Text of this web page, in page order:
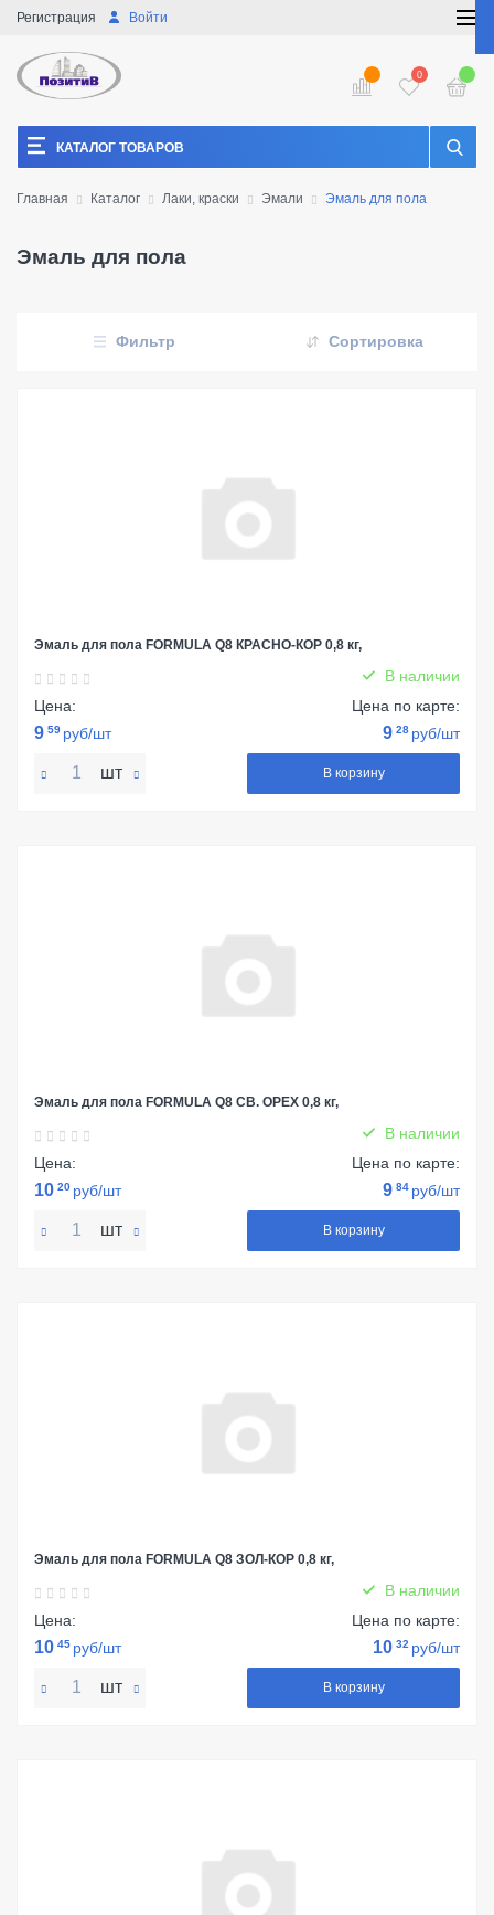
Войти
Регистрация
0
КАТАЛОГ ТОВАРОВ
Главная Каталог Лаки, краски Эмали Эмаль для пола
Эмаль для пола
Фильтр Сортировка
Эмаль для пола FORMULA Q8 КРАСНО-КОР 0,8 кг,
В наличии
Цена:
9 59 руб/шт
Цена по карте:
9 28 руб/шт
шт В корзину
Эмаль для пола FORMULA Q8 СВ. ОРЕХ 0,8 кг,
В наличии
Цена:
10 20 руб/шт
Цена по карте:
9 84 руб/шт
шт В корзину
Эмаль для пола FORMULA Q8 ЗОЛ-КОР 0,8 кг,
В наличии
Цена:
10 45 руб/шт
Цена по карте:
10 32 руб/шт
шт В корзину